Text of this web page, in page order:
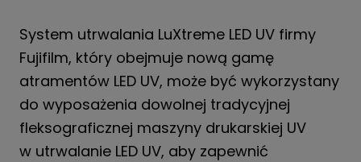
System utrwalania LuXtreme LED UV firmy
Fujifilm, który obejmuje nową gamę
atramentów LED UV, może być wykorzystany
do wyposażenia dowolnej tradycyjnej
fleksograficznej maszyny drukarskiej UV
w utrwalanie LED UV, aby zapewnić